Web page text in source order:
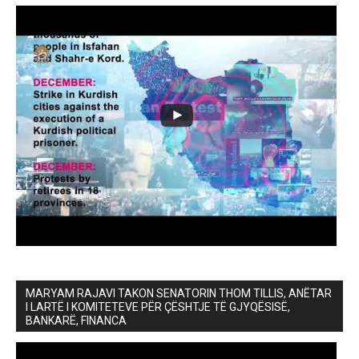
MARYAM RAJAVI TAKON SENATORIN THOM TILLIS, ANËTAR
I LARTË I KOMITETEVE PËR ÇËSHTJE TË GJYQËSISË,
BANKARË, FINANCA